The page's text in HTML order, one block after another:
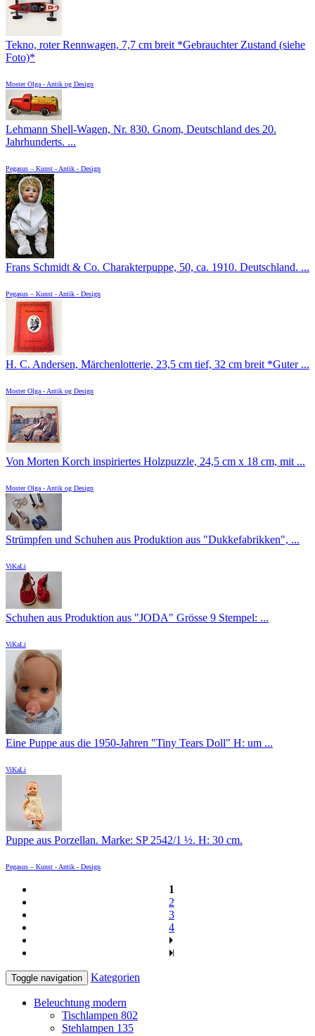
Tekno, roter Rennwagen, 7,7 cm breit *Gebrauchter Zustand (siehe
Foto)*
Moster Olga - Antik og Design
Lehmann Shell-Wagen, Nr. 830. Gnom, Deutschland des 20.
Jahrhunderts. ...
Pegasus – Kunst - Antik - Design
Frans Schmidt & Co. Charakterpuppe, 50, ca. 1910. Deutschland. ...
Pegasus – Kunst - Antik - Design
H. C. Andersen, Märchenlotterie, 23,5 cm tief, 32 cm breit *Guter ...
Moster Olga - Antik og Design
Von Morten Korch inspiriertes Holzpuzzle, 24,5 cm x 18 cm, mit ...
Moster Olga - Antik og Design
Strümpfen und Schuhen aus Produktion aus "Dukkefabrikken", ...
ViKaLi
Schuhen aus Produktion aus "JODA" Grösse 9 Stempel: ...
ViKaLi
Eine Puppe aus die 1950-Jahren "Tiny Tears Doll" H: um ...
ViKaLi
Puppe aus Porzellan. Marke: SP 2542/1 ½. H: 30 cm.
Pegasus – Kunst - Antik - Design
1
2
3
4
Toggle navigation Kategorien
Beleuchtung modern
Tischlampen 802
Stehlampen 135